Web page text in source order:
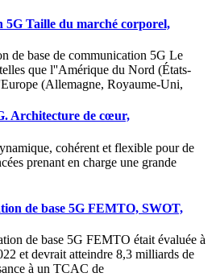
5G Taille du marché corporel,
de base de communication 5G Le
que l''Amérique du Nord (États-
(Allemagne, Royaume-Uni,
Architecture de cœur,
cohérent et flexible pour de
prenant en charge une grande
de base 5G FEMTO, SWOT,
de base 5G FEMTO était évaluée à
et devrait atteindre 8,3 milliards de
à un TCAC de